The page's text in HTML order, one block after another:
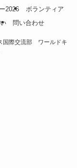
2026
ボランティア
問い合わせ
国際交流部 ワールドキ